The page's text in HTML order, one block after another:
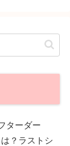
ターダー
？ラストシ